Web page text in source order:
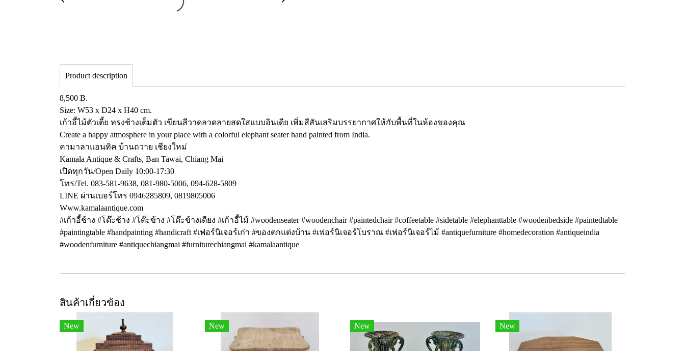
Product description
8,500 B.
Size: W53 x D24 x H40 cm.
เก้าอี้ไม้ตัวเตี้ย ทรงช้างเต็มตัว เขียนสีวาดลวดลายสดใสแบบอินเดีย เพิ่มสีสันเสริมบรรยากาศให้กับพื้นที่ในห้องของคุณ
Create a happy atmosphere in your place with a colorful elephant seater hand painted from India.
คามาลาแอนทิค บ้านถวาย เชียงใหม่
Kamala Antique & Crafts, Ban Tawai, Chiang Mai
เปิดทุกวัน/Open Daily 10:00-17:30
โทร/Tel. 083-581-9638, 081-980-5006, 094-628-5809
LINE ผ่านเบอร์โทร 0946285809, 0819805006
Www.kamalaantique.com
#เก้าอี้ช้าง #โต๊ะช้าง #โต๊ะข้าง #โต๊ะข้างเตียง #เก้าอี้ไม้ #woodenseater #woodenchair #paintedchair #coffeetable #sidetable #elephanttable #woodenbedside #paintedtable
#paintingtable #handpainting #handicraft #เฟอร์นิเจอร์เก่า #ของตกแต่งบ้าน #เฟอร์นิเจอร์โบราณ #เฟอร์นิเจอร์ไม้ #antiquefurniture #homedecoration #antiqueindia
#woodenfurniture #antiquechiangmai #furniturechiangmai #kamalaantique
สินค้าเกี่ยวข้อง
New New New New